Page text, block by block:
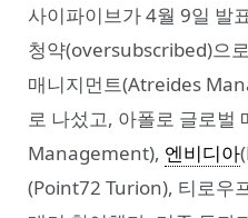
사이파이브가 4월 9일 발
청약(oversubscribed)으
매니지먼트(Atreides
로 나섰고, 아폴로 글로벌
Management), 엔비디아
(Point72 Turion), 티로우